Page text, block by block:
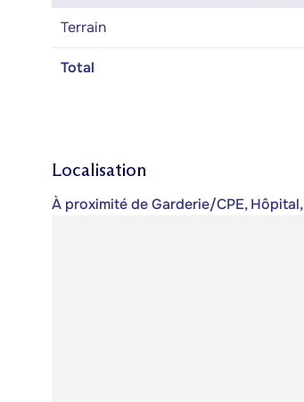
Terrain
Total
Localisation
À proximité de Garderie/CPE,